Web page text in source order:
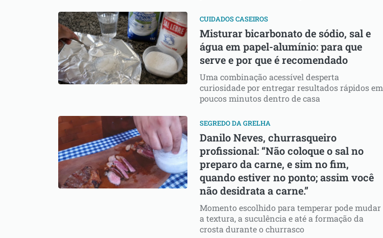
CUIDADOS CASEIROS
Misturar bicarbonato de sódio, sal e
água em papel-alumínio: para que
serve e por que é recomendado
Uma combinação acessível desperta
curiosidade por entregar resultados rápidos em
poucos minutos dentro de casa
SEGREDO DA GRELHA
Danilo Neves, churrasqueiro
profissional: “Não coloque o sal no
preparo da carne, e sim no fim,
quando estiver no ponto; assim você
não desidrata a carne.”
Momento escolhido para temperar pode mudar
a textura, a suculência e até a formação da
crosta durante o churrasco